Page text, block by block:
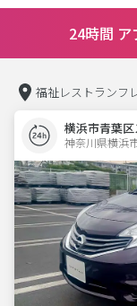
24時間
福祉レストランフ
横浜市青葉
神奈川県横浜